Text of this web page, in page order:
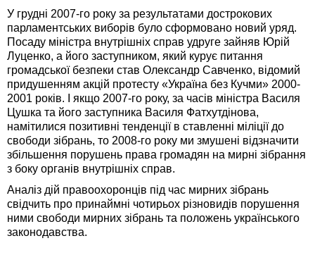
У грудні 2007-го року за результатами дострокових
парламентських виборів було сформовано новий уряд.
Посаду міністра внутрішніх справ удруге зайняв Юрій
Луценко, а його заступником, який курує питання
громадської безпеки став Олександр Савченко, відомий
придушенням акцій протесту «Україна без Кучми» 2000-
2001 років. І якщо 2007-го року, за часів міністра Василя
Цушка та його заступника Василя Фатхутдінова,
намітилися позитивні тенденції в ставленні міліції до
свободи зібрань, то 2008-го року ми змушені відзначити
збільшення порушень права громадян на мирні зібрання
з боку органів внутрішніх справ.
Аналіз дій правоохоронців під час мирних зібрань
свідчить про принаймні чотирьох різновидів порушення
ними свободи мирних зібрань та положень українського
законодавства.